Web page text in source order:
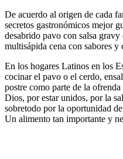
De acuerdo al origen de cada
secretos gastronómicos mejor
desabrido pavo con salsa
multisápida cena con sabores y
En los hogares Latinos en los
cocinar el pavo o el cerdo,
postre como parte de la
Dios, por estar unidos, por la
sobretodo por la oportunidad
Un alimento tan importante y